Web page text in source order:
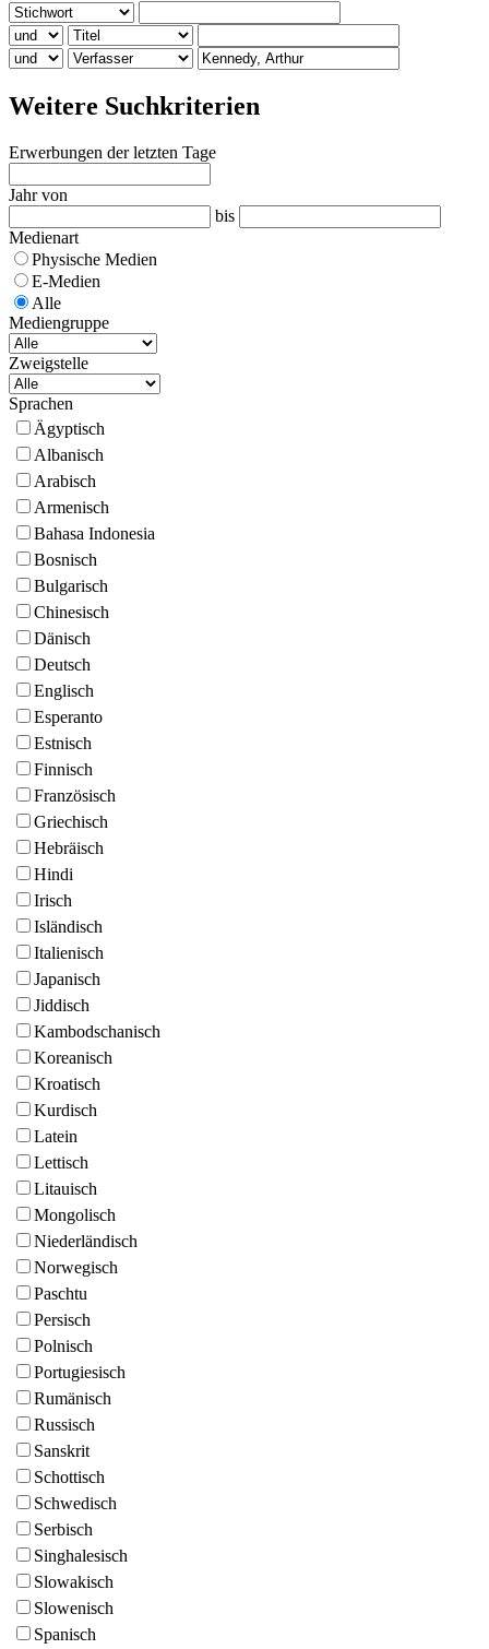
Weitere Suchkriterien
Erwerbungen der letzten Tage
Jahr von
bis
Medienart
Physische Medien
E-Medien
Alle
Mediengruppe
Zweigstelle
Sprachen
Ägyptisch
Albanisch
Arabisch
Armenisch
Bahasa Indonesia
Bosnisch
Bulgarisch
Chinesisch
Dänisch
Deutsch
Englisch
Esperanto
Estnisch
Finnisch
Französisch
Griechisch
Hebräisch
Hindi
Irisch
Isländisch
Italienisch
Japanisch
Jiddisch
Kambodschanisch
Koreanisch
Kroatisch
Kurdisch
Latein
Lettisch
Litauisch
Mongolisch
Niederländisch
Norwegisch
Paschtu
Persisch
Polnisch
Portugiesisch
Rumänisch
Russisch
Sanskrit
Schottisch
Schwedisch
Serbisch
Singhalesisch
Slowakisch
Slowenisch
Spanisch